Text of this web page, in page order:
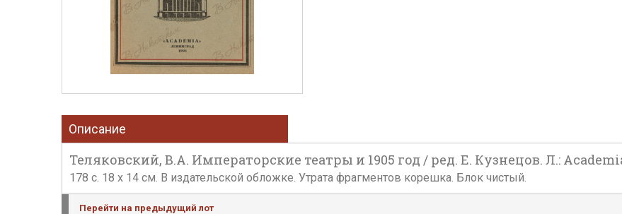
Описание
Теляковский, В.А. Императорские театры и 1905 год / ред. Е. Кузнецов. Л.:
178 c. 18 х 14 см. В издательской обложке. Утрата фрагментов корешка. Блок чистый.
Перейти на предыдущий лот